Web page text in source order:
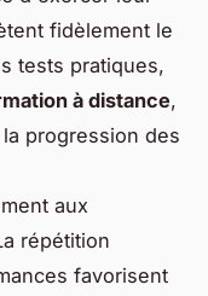
fidèlement le
tests pratiques,
à distance,
progression des
aux
répétition
favorisent